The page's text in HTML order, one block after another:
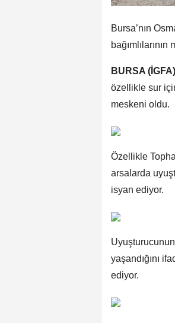
Bursa’nın
BURSA
özellikle sur
meskeni oldu.
Özellikle
arsalarda
isyan ediyor.
yaşandığını
ediyor.